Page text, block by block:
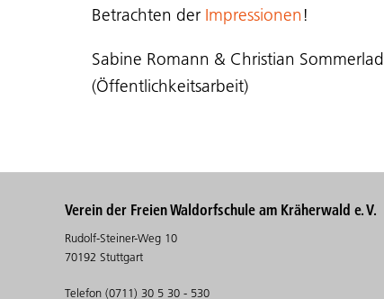
Betrachten der Impressionen !
Sabine Romann & Christian Sommerlad
(Öffentlichkeitsarbeit)
Verein der Freien Waldorfschule am Kräherwald e. V.
Rudolf-Steiner-Weg 10
70192 Stuttgart
Telefon (0711) 30 5 30 - 530